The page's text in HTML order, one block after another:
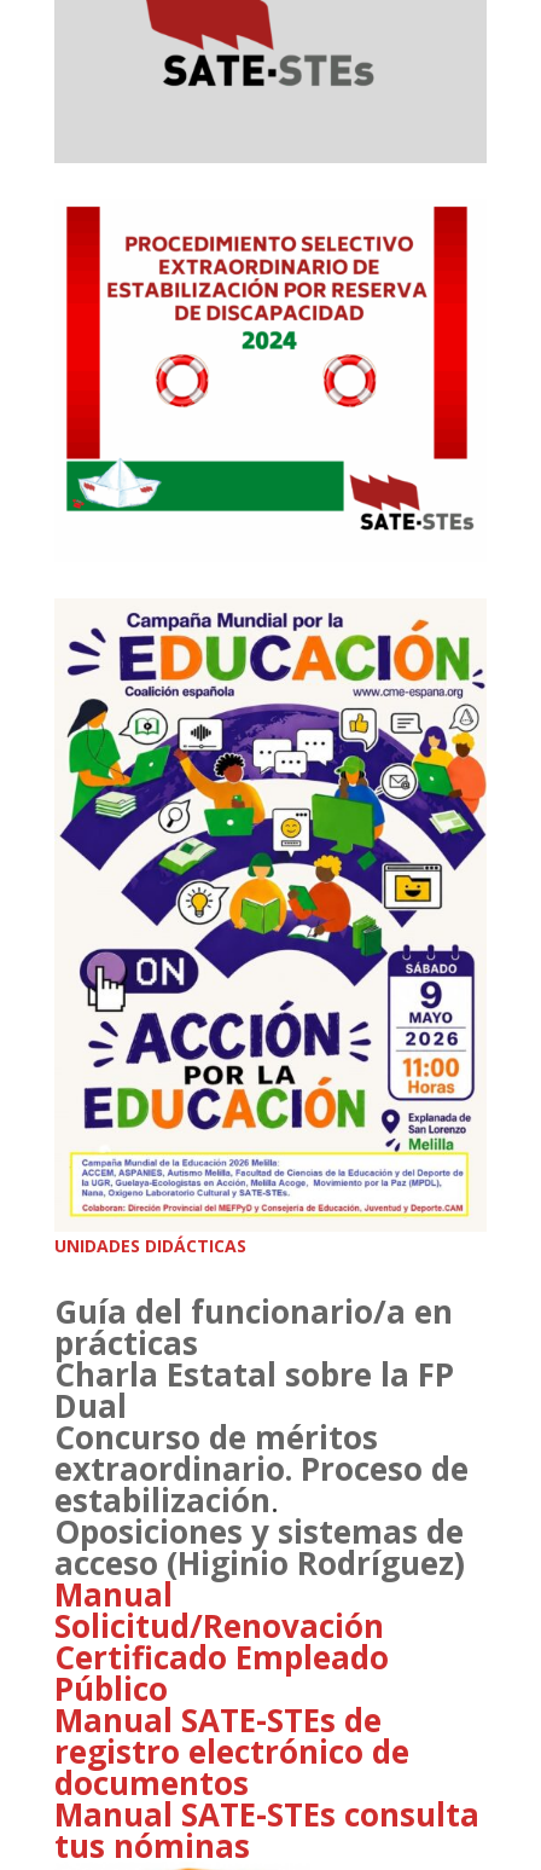
UNIDADES DIDÁCTICAS
Guía del funcionario/a en
prácticas
Charla Estatal sobre la FP
Dual
Concurso de méritos
extraordinario. Proceso de
estabilización.
Oposiciones y sistemas de
acceso (Higinio Rodríguez)
Manual
Solicitud/Renovación
Certificado Empleado
Público
Manual SATE-STEs de
registro electrónico de
documentos
Manual SATE-STEs consulta
tus nóminas